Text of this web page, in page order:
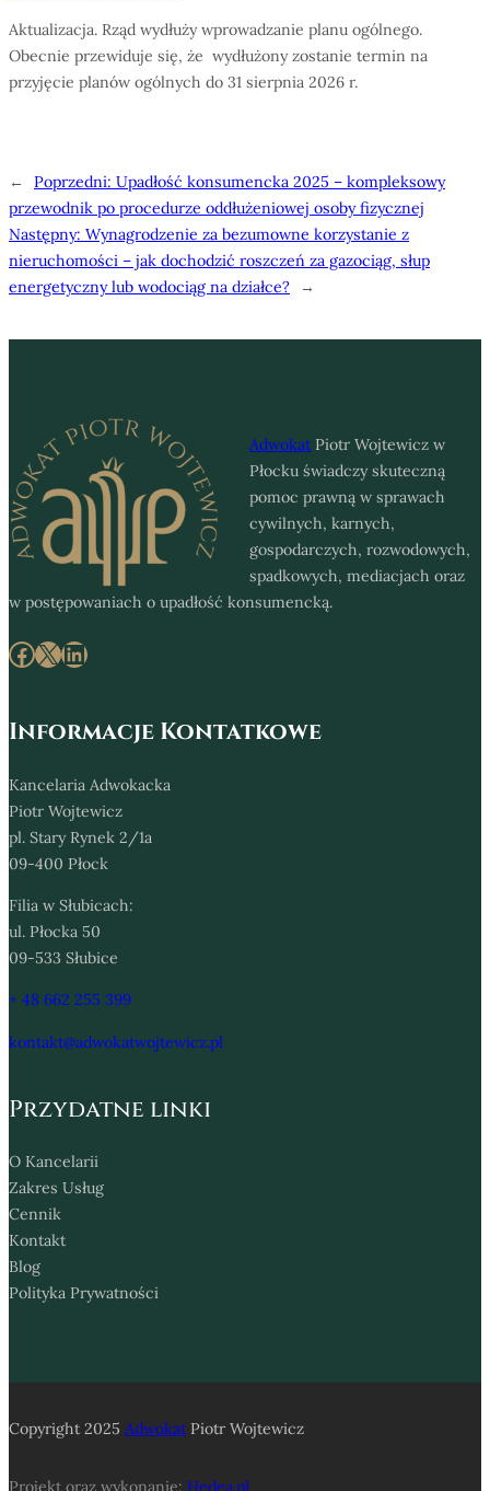
Aktualizacja. Rząd wydłuży wprowadzanie planu ogólnego.
Obecnie przewiduje się, że wydłużony zostanie termin na
przyjęcie planów ogólnych do 31 sierpnia 2026 r.
← Poprzedni: Upadłość konsumencka 2025 – kompleksowy
przewodnik po procedurze oddłużeniowej osoby fizycznej
Następny: Wynagrodzenie za bezumowne korzystanie z
nieruchomości – jak dochodzić roszczeń za gazociąg, słup
energetyczny lub wodociąg na działce?
→
Adwokat Piotr Wojtewicz w
Płocku świadczy skuteczną
pomoc prawną w sprawach
cywilnych, karnych,
gospodarczych, rozwodowych,
spadkowych, mediacjach oraz
w postępowaniach o upadłość konsumencką.
Facebook
X LinkedIn
Informacje Kontatkowe
Kancelaria Adwokacka
Piotr Wojtewicz
pl. Stary Rynek 2/1a
09-400 Płock
Filia w Słubicach:
ul. Płocka 50
09-533 Słubice
+ 48 662 255 399
kontakt@adwokatwojtewicz.pl
Przydatne linki
O Kancelarii
Zakres Usług
Cennik
Kontakt
Blog
Polityka Prywatności
Copyright 2025 AdwokatPiotr Wojtewicz
Projekt oraz wykonanie: Hedea.pl